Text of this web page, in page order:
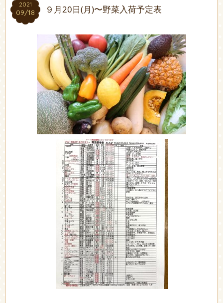
2021
09/18
2021
09/18 ９月20日(月)〜野菜入荷予定表